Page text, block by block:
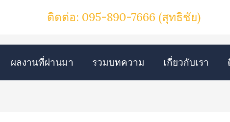
ติดต่อ: 095-890-7666 (สุทธิชัย)
ผลงานที่ผ่านมา รวมบทความ เกี่ยวกับเรา